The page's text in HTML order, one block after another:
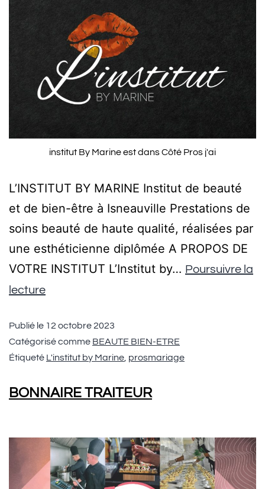
institut By Marine est dans Côté Pros j'ai
L’INSTITUT BY MARINE Institut de beauté
et de bien-être à Isneauville Prestations de
soins beauté de haute qualité, réalisées par
une esthéticienne diplômée A PROPOS DE
VOTRE INSTITUT L’Institut by… Poursuivre la
lecture
Publié le 12 octobre 2023
Catégorisé comme BEAUTE BIEN-ETRE
Étiqueté L'institut by Marine prosmariage
BONNAIRE TRAITEUR